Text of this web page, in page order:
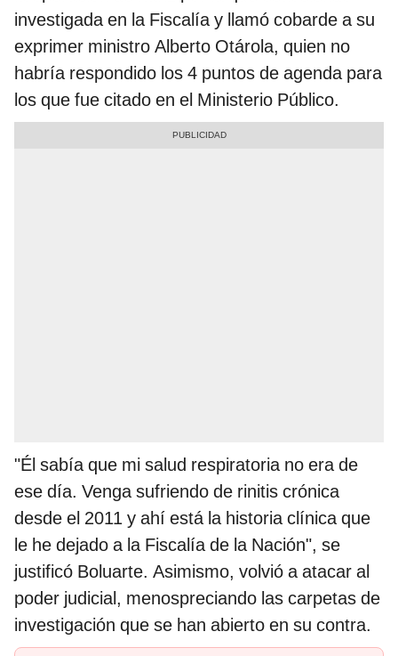
investigada en la Fiscalía y llamó cobarde a su
exprimer ministro Alberto Otárola, quien no
habría respondido los 4 puntos de agenda para
los que fue citado en el Ministerio Público.
"Él sabía que mi salud respiratoria no era de
ese día. Venga sufriendo de rinitis crónica
desde el 2011 y ahí está la historia clínica que
le he dejado a la Fiscalía de la Nación", se
justificó Boluarte. Asimismo, volvió a atacar al
poder judicial, menospreciando las carpetas de
investigación que se han abierto en su contra.